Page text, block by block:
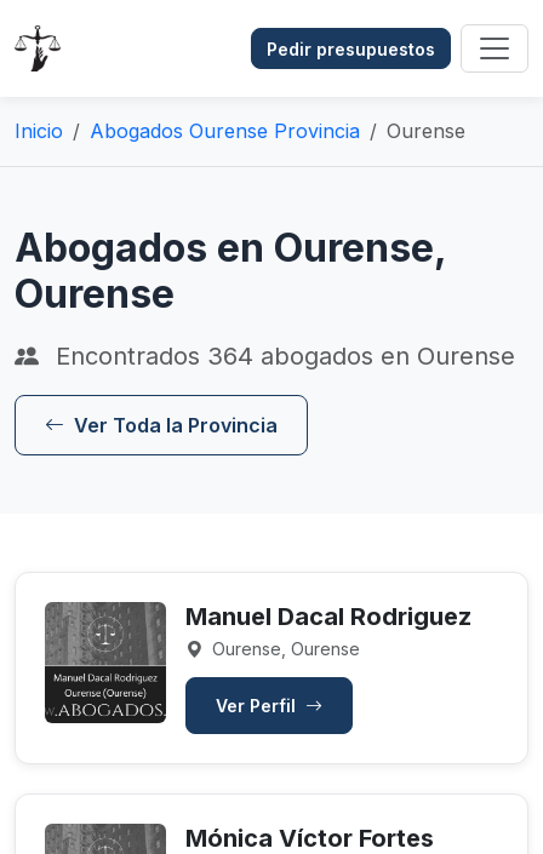
Pedir presupuestos
Inicio Abogados Ourense Provincia Ourense
Abogados en Ourense,
Ourense
Encontrados 364 abogados en Ourense
Ver Toda la Provincia
Manuel Dacal Rodriguez
Ourense, Ourense
Ver Perfil
Mónica Víctor Fortes